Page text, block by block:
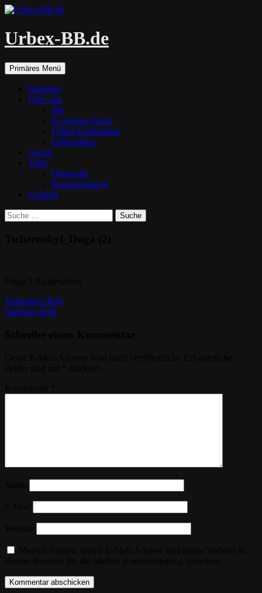
Urbex-BB.de
Suchen
Primäres Menü Zum
Inhalt
Startseite
Über uns
Wir
In eigener Sache
Urban Exploration
Urbexfaktor
Archiv
Tipps
Ortssuche
Routenplanung
Kontakt
Suche
nach:
Vorheriges Bild
Nächstes Bild